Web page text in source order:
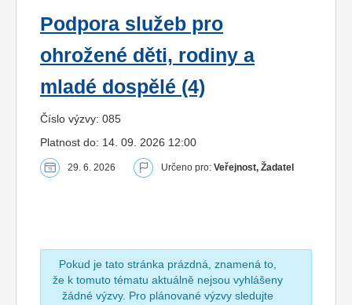
Podpora služeb pro
ohrožené děti, rodiny a
mladé dospělé (4)
Číslo výzvy: 085
Platnost do: 14. 09. 2026 12:00
29. 6. 2026 Určeno pro: Veřejnost, Žadatel
Pokud je tato stránka prázdná, znamená to,
že k tomuto tématu aktuálně nejsou vyhlášeny
žádné výzvy. Pro plánované výzvy sledujte